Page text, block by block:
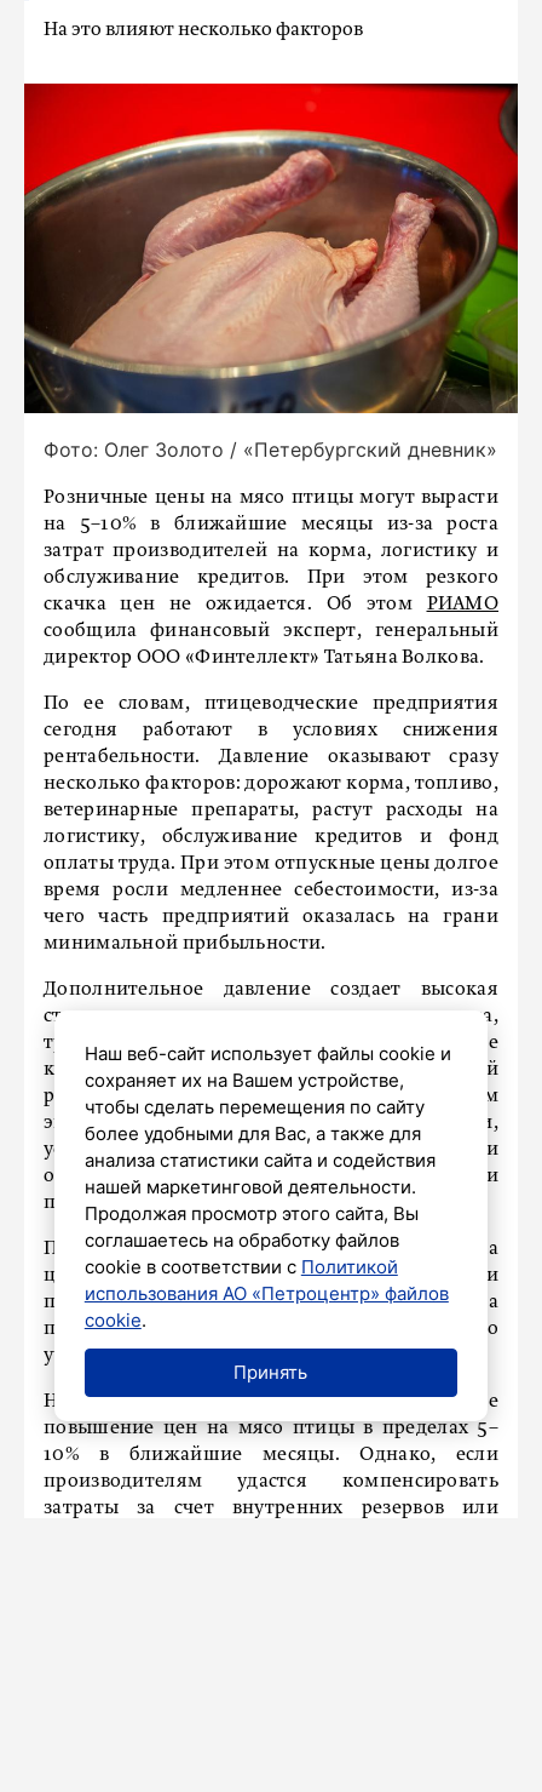
На это влияют несколько факторов
Фото: Олег Золото / «Петербургский дневник»
Розничные цены на мясо птицы могут вырасти
на 5–10% в ближайшие месяцы из-за роста
затрат производителей на корма, логистику и
обслуживание кредитов. При этом резкого
скачка цен не ожидается. Об этом РИАМО
сообщила финансовый эксперт, генеральный
директор ООО «Финтеллект» Татьяна Волкова.
По ее словам, птицеводческие предприятия
сегодня работают в условиях снижения
рентабельности. Давление оказывают сразу
несколько факторов: дорожают корма, топливо,
ветеринарные препараты, растут расходы на
логистику, обслуживание кредитов и фонд
оплаты труда. При этом отпускные цены долгое
время росли медленнее себестоимости, из-за
чего часть предприятий оказалась на грани
минимальной прибыльности.
Дополнительное давление создает высокая
стоимость заемных средств – для птицеводства,
требующего постоянных инвестиций, дорогие
кредиты становятся существенной статьей
расходов. Еще одним сдерживающим фактором
эксперт называет импорт продукции,
усиливающий конкуренцию и
ограничивающий возможности
производителей быстро повышать цены.
При этом Волкова подчеркивает: резкого скачка
цен в магазинах не будет. Розничные сети и
производители переносят рост затрат на
потребителей постепенно, вынужденно
учитывая покупательский спрос.
Наиболее вероятный сценарий – постепенное
повышение цен на мясо птицы в пределах 5–
10% в ближайшие месяцы. Однако, если
производителям удастся компенсировать
затраты за счет внутренних резервов или
Наш веб-сайт использует файлы cookie и
сохраняет их на Вашем устройстве,
чтобы сделать перемещения по сайту
более удобными для Вас, а также для
анализа статистики сайта и содействия
нашей маркетинговой деятельности.
Продолжая просмотр этого сайта, Вы
соглашаетесь на обработку файлов
cookie в соответствии с Политикой
использования АО «Петроцентр» файлов
cookie.
Принять